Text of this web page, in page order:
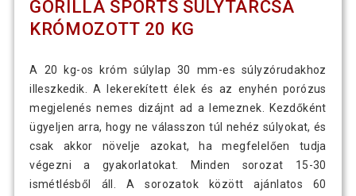
GORILLA SPORTS SÚLYTÁRCSA
KRÓMOZOTT 20 KG
A 20 kg-os króm súlylap 30 mm-es súlyzórudakhoz
illeszkedik. A lekerekített élek és az enyhén porózus
megjelenés nemes dizájnt ad a lemeznek. Kezdőként
ügyeljen arra, hogy ne válasszon túl nehéz súlyokat, és
csak akkor növelje azokat, ha megfelelően tudja
végezni a gyakorlatokat. Minden sorozat 15-30
ismétlésből áll. A sorozatok között ajánlatos 60